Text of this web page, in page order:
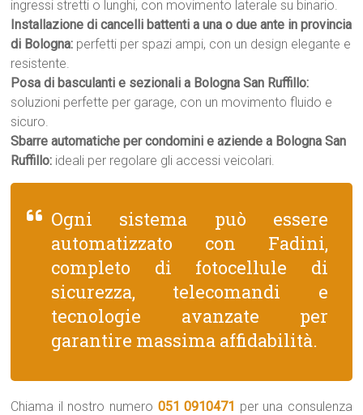
ingressi stretti o lunghi, con movimento laterale su binario.
Installazione di cancelli battenti a una o due ante in provincia
di Bologna: perfetti per spazi ampi, con un design elegante e
resistente.
Posa di basculanti e sezionali a Bologna San Ruffillo:
soluzioni perfette per garage, con un movimento fluido e
sicuro.
Sbarre automatiche per condomini e aziende a Bologna San
Ruffillo: ideali per regolare gli accessi veicolari.
Ogni sistema può essere
automatizzato con Fadini,
completo di fotocellule di
sicurezza, telecomandi e
tecnologie avanzate per
garantire massima affidabilità.
Chiama il nostro numero 051 0910471 per una consulenza